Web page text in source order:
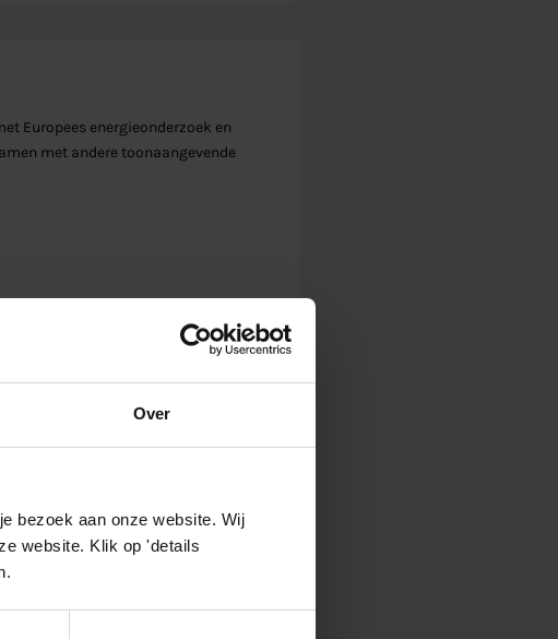
Over
bezoek aan onze website. Wij
website. Klik op 'details
Europees energieonderzoek en
met andere toonaangevende
die gas speelt als
met
technische en
met